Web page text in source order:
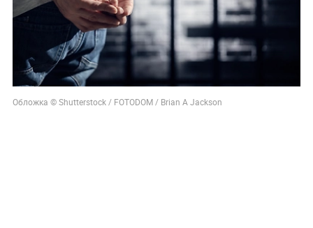
Обложка © Shutterstock / FOTODOM / Brian A Jackson